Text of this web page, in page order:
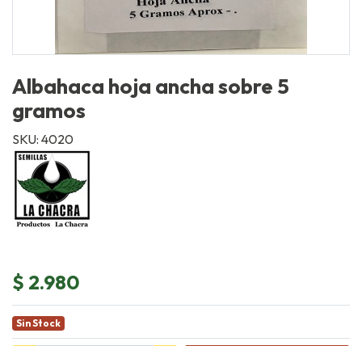
Albahaca hoja ancha sobre 5
gramos
SKU: 4020
$ 2.980
Sin Stock